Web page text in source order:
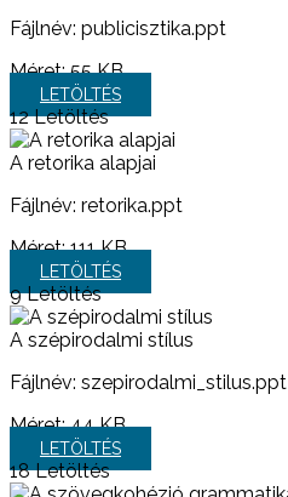
Fájlnév: publicisztika.ppt
Méret:55 KB
LETÖLTÉS
12Letöltés
A retorika alapjai
Fájlnév: retorika.ppt
Méret:111 KB
LETÖLTÉS
9Letöltés
A szépirodalmi stílus
Fájlnév: szepirodalmi_stilus.ppt
Méret:44 KB
LETÖLTÉS
18Letöltés